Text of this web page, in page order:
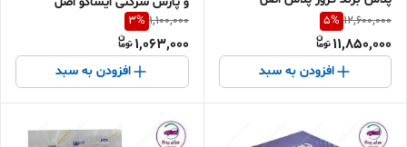
CR50213501
12,600,000
5%
11,850,000
افزودن به سبد
0940201299
1,100,000
3%
1,063,000
افزودن به سبد